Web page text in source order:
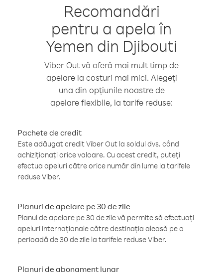
Recomandări
pentru a apela în
Yemen din Djibouti
Viber Out vă oferă mai mult timp de
apelare la costuri mai mici. Alegeți
una din opțiunile noastre de
apelare flexibile, la tarife reduse:
Pachete de credit
Este adăugat credit Viber Out la soldul dvs. când
achiziționați orice valoare. Cu acest credit, puteți
efectua apeluri către orice număr din lume la tarifele
reduse Viber.
Planuri de apelare pe 30 de zile
Planul de apelare pe 30 de zile vă permite să efectuați
apeluri internaționale către destinația aleasă pe o
perioadă de 30 de zile la tarifele reduse Viber.
Planuri de abonament lunar